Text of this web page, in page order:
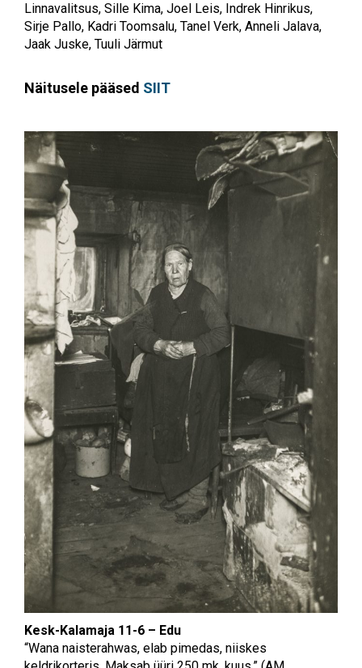
Linnavalitsus, Sille Kima, Joel Leis, Indrek Hinrikus,
Sirje Pallo, Kadri Toomsalu, Tanel Verk, Anneli Jalava,
Jaak Juske, Tuuli Järmut
Näitusele pääsed SIIT
Kesk-Kalamaja 11-6 – Edu
“Wana naisterahwas, elab pimedas, niiskes